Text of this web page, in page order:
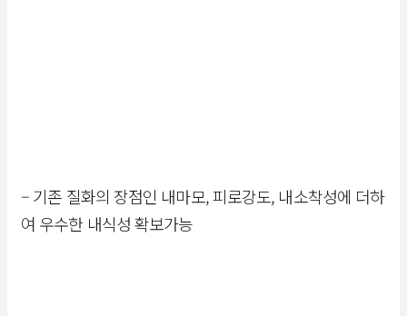
– 기존 질화의 장점인 내마모, 피로강도, 내소착성에 더하
여 우수한 내식성 확보가능